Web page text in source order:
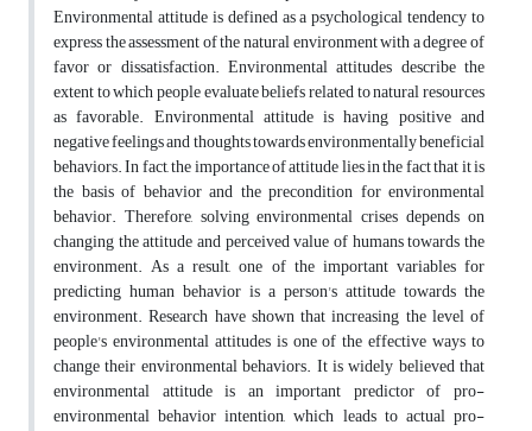
Environmental attitude is defined as a psychological tendency to
express the assessment of the natural environment with a degree of
favor or dissatisfaction. Environmental attitudes describe the
extent to which people evaluate beliefs related to natural resources
as favorable. Environmental attitude is having positive and
negative feelings and thoughts towards environmentally beneficial
behaviors. In fact, the importance of attitude lies in the fact that it is
the basis of behavior and the precondition for environmental
behavior. Therefore, solving environmental crises depends on
changing the attitude and perceived value of humans towards the
environment. As a result, one of the important variables for
predicting human behavior is a person's attitude towards the
environment. Research have shown that increasing the level of
people's environmental attitudes is one of the effective ways to
change their environmental behaviors. It is widely believed that
environmental attitude is an important predictor of pro-
environmental behavior intention, which leads to actual pro-